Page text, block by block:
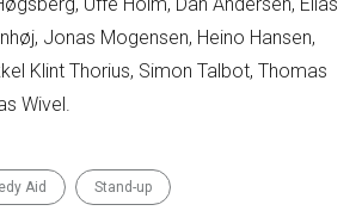
Jonas Mogensen, Heino Hansen,
Klint Thorius, Simon Talbot, Thomas
Wivel.
Aid Stand-up